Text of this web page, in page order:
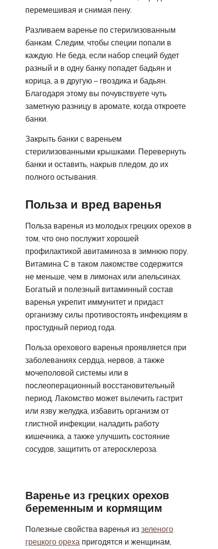
перемешивая и снимая пену.
Разливаем варенье по стерилизованным
банкам. Следим, чтобы специи попали в
каждую. Не беда, если набор специй будет
разный и в одну банку попадет бадьян и
корица, а в другую – гвоздика и бадьян.
Благодаря этому вы почувствуете чуть
заметную разницу в аромате, когда откроете
банки.
Закрыть банки с вареньем
стерилизованными крышками. Перевернуть
банки и оставить, накрыв пледом, до их
полного остывания.
Польза и вред варенья
Польза варенья из молодых грецких орехов в
том, что оно послужит хорошей
профилактикой авитаминоза в зимнюю пору.
Витамина С в таком лакомстве содержится
не меньше, чем в лимонах или апельсинах.
Богатый и полезный витаминный состав
варенья укрепит иммунитет и придаст
организму силы противостоять инфекциям в
простудный период года.
Польза орехового варенья проявляется при
заболеваниях сердца, нервов, а также
мочеполовой системы или в
послеоперационный восстановительный
период. Лакомство может вылечить гастрит
или язву желудка, избавить организм от
глистной инфекции, наладить работу
кишечника, а также улучшить состояние
сосудов, защитить от атеросклероза.
Варенье из грецких орехов
беременным и кормящим
Полезные свойства варенья из зеленого
грецкого ореха пригодятся и женщинам,